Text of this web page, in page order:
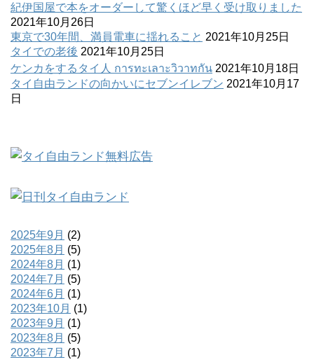
紀伊国屋で本をオーダーして驚くほど早く受け取りました
2021年10月26日
東京で30年間、満員電車に揺れること 2021年10月25日
タイでの老後 2021年10月25日
ケンカをするタイ人 การทะเลาะวิวาทกัน 2021年10月18日
タイ自由ランドの向かいにセブンイレブン 2021年10月17
日
2025年9月 (2)
2025年8月 (5)
2024年8月 (1)
2024年7月 (5)
2024年6月 (1)
2023年10月 (1)
2023年9月 (1)
2023年8月 (5)
2023年7月 (1)